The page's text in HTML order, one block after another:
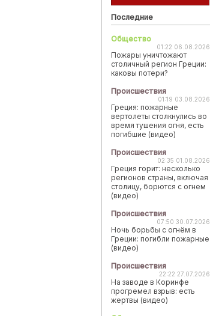
Последние
Общество
01:22 06.08.2026
Пожары уничтожают
столичный регион Греции:
каковы потери?
Происшествия
01:19 03.08.2026
Греция: пожарные
вертолеты столкнулись во
время тушения огня, есть
погибшие (видео)
Происшествия
02:35 01.08.2026
Греция горит: несколько
регионов страны, включая
столицу, борются с огнем
(видео)
Происшествия
07:50 30.07.2026
Ночь борьбы с огнём в
Греции: погибли пожарные
(видео)
Происшествия
22:22 27.07.2026
На заводе в Коринфе
прогремел взрыв: есть
жертвы (видео)